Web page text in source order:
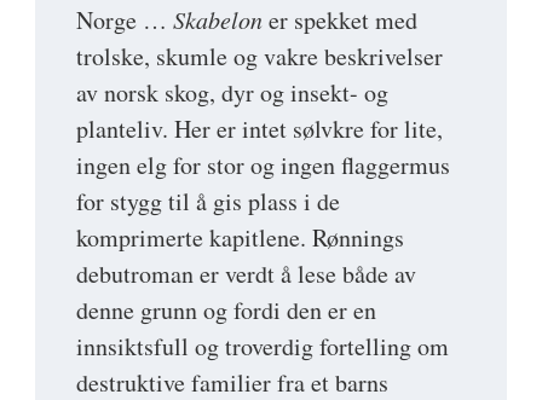
Norge … Skabeloner spekket med
trolske, skumle og vakre beskrivelser
av norsk skog, dyr og insekt- og
planteliv. Her er intet sølvkre for lite,
ingen elg for stor og ingen flaggermus
for stygg til å gis plass i de
komprimerte kapitlene. Rønnings
debutroman er verdt å lese både av
denne grunn og fordi den er en
innsiktsfull og troverdig fortelling om
destruktive familier fra et barns